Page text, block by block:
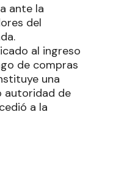
ante la
del
al ingreso
de compras
una
autoridad de
a la